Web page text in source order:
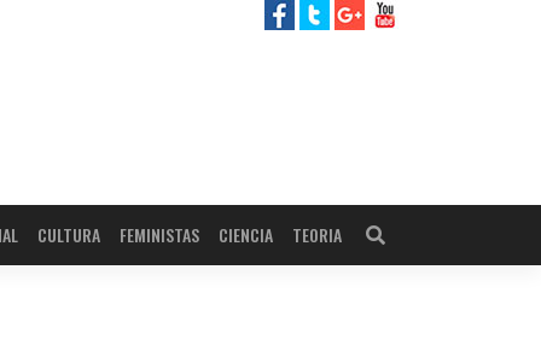
CULTURA FEMINISTAS CIENCIA TEORIA